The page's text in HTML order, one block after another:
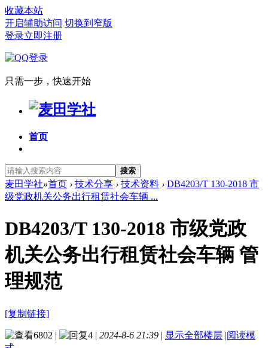
收藏本站
开启辅助访问 切换到窄版
登录立即注册
只需一步，快速开始
首页
搜索
麦田学社»首页 › 技术分享 › 技术资料 › DB4203/T 130-2018 市
级党政机关公务出行租赁社会车辆 ...
DB4203/T 130-2018 市级党政
机关公务出行租赁社会车辆 管
理规范
[复制链接]
6802 | 4 | 2024-8-6 21:39 | 显示全部楼层 |阅读模